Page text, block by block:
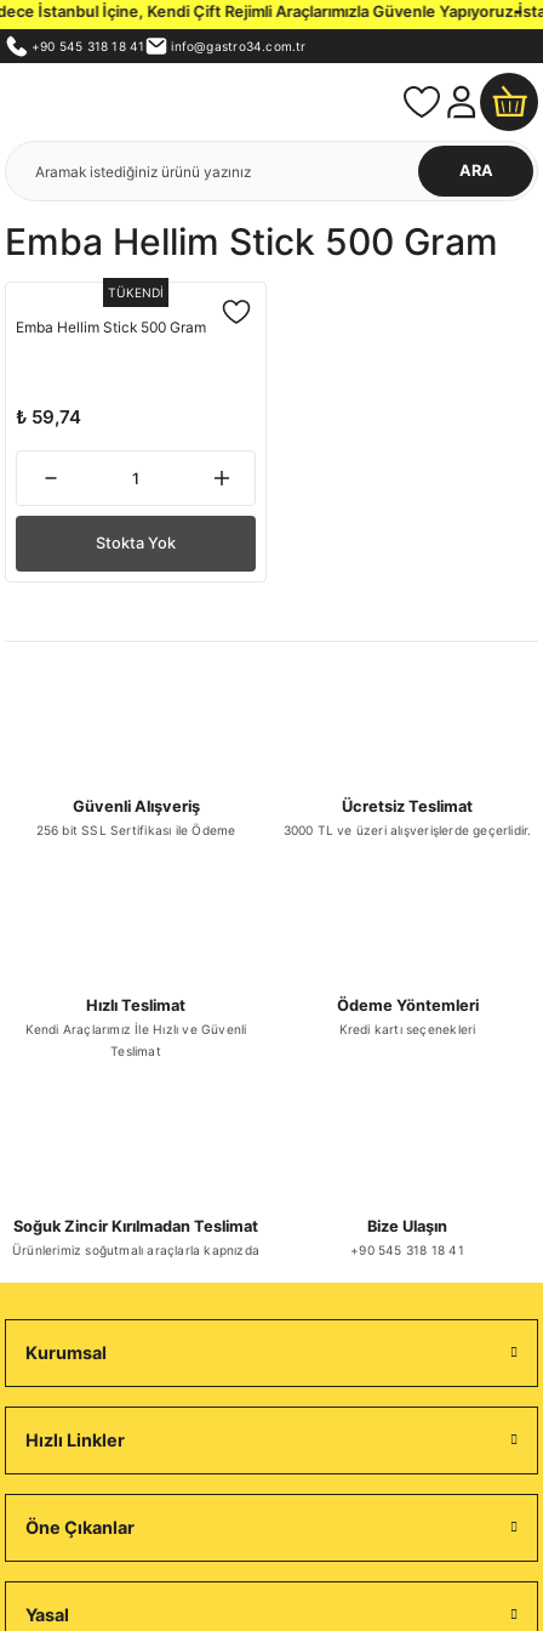
İstanbul İçine, Kendi Çift Rejimli Araçlarımızla Güvenle Yapıyoruz.
+90 545 318 18 41 info@gastro34.com.tr
ARA
Emba Hellim Stick 500 Gram
TÜKENDİ
Emba Hellim Stick 500 Gram
₺ 59,74
Stokta Yok
Güvenli Alışveriş
256 bit SSL Sertifikası ile Ödeme
Ücretsiz Teslimat
3000 TL ve üzeri alışverişlerde geçerlidir.
Hızlı Teslimat
Kendi Araçlarımız İle Hızlı ve Güvenli
Teslimat
Ödeme Yöntemleri
Kredi kartı seçenekleri
Soğuk Zincir Kırılmadan Teslimat
Ürünlerimiz soğutmalı araçlarla kapnızda
Bize Ulaşın
+90 545 318 18 41
Kurumsal
Hızlı Linkler
Öne Çıkanlar
Yasal